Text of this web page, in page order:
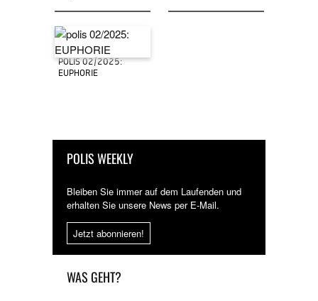
POLIS 02/2025:
EUPHORIE
POLIS WEEKLY
Bleiben Sie immer auf dem Laufenden und
erhalten Sie unsere News per E-Mail.
Jetzt abonnieren!
WAS GEHT?